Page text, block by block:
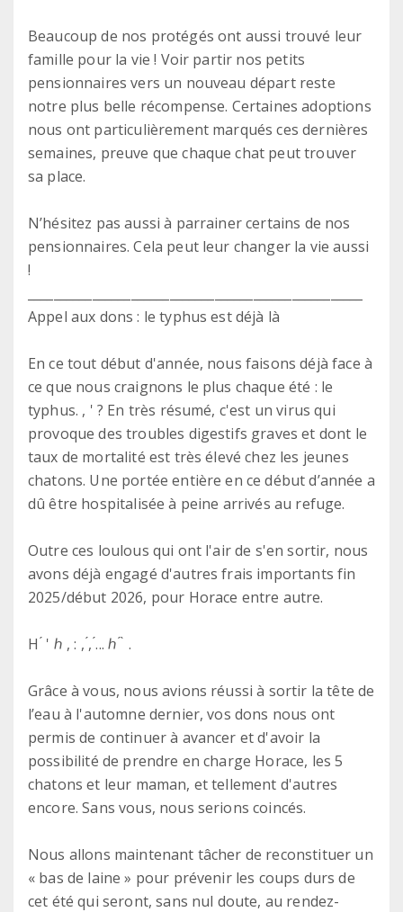
Beaucoup de nos protégés ont aussi trouvé leur
famille pour la vie ! Voir partir nos petits
pensionnaires vers un nouveau départ reste
notre plus belle récompense. Certaines adoptions
nous ont particulièrement marqués ces dernières
semaines, preuve que chaque chat peut trouver
sa place.
N’hésitez pas aussi à parrainer certains de nos
pensionnaires. Cela peut leur changer la vie aussi
!
Appel aux dons : le typhus est déjà là
En ce tout début d'année, nous faisons déjà face à
ce que nous craignons le plus chaque été : le
typhus. , ' ? En très résumé, c'est un virus qui
provoque des troubles digestifs graves et dont le
taux de mortalité est très élevé chez les jeunes
chatons. Une portée entière en ce début d’année a
dû être hospitalisée à peine arrivés au refuge.
Outre ces loulous qui ont l'air de s'en sortir, nous
avons déjà engagé d'autres frais importants fin
2025/début 2026, pour Horace entre autre.
H ́ ' ℎ , : , ́, ́... ℎ ́ ̀ .
Grâce à vous, nous avions réussi à sortir la tête de
l’eau à l'automne dernier, vos dons nous ont
permis de continuer à avancer et d'avoir la
possibilité de prendre en charge Horace, les 5
chatons et leur maman, et tellement d'autres
encore. Sans vous, nous serions coincés.
Nous allons maintenant tâcher de reconstituer un
« bas de laine » pour prévenir les coups durs de
cet été qui seront, sans nul doute, au rendez-